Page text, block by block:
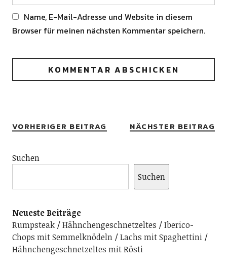
Name, E-Mail-Adresse und Website in diesem
Browser für meinen nächsten Kommentar speichern.
VORHERIGER BEITRAG NÄCHSTER BEITRAG
Suchen
Suchen
Neueste Beiträge
Rumpsteak
Hähnchengeschnetzeltes
Iberico-
Chops mit Semmelknödeln
Lachs mit Spaghettini
Hähnchengeschnetzeltes mit Rösti